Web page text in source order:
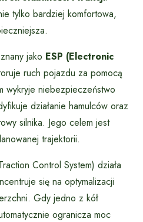
tylko bardziej komfortowa,
jako ESP (Electronic
ruch pojazdu za pomocą
wykryje niebezpieczeństwo
działanie hamulców oraz
silnika. Jego celem jest
trajektorii.
Control System) działa
się na optymalizacji
Gdy jedno z kół
ogranicza moc